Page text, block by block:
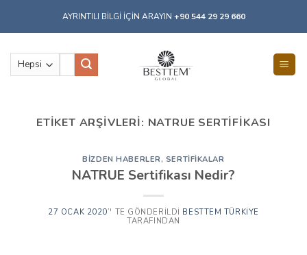
AYRINTILI BİLGİ İÇİN ARAYIN +90 544 29 29 660
ETIKET ARŞIVLERI: NATRUE SERTIFIKASI
BIZDEN HABERLER , SERTIFIKALAR
NATRUE Sertifikası Nedir?
27 OCAK 2020’' TE GÖNDERILDI BESTTEM TÜRKIYE
TARAFINDAN